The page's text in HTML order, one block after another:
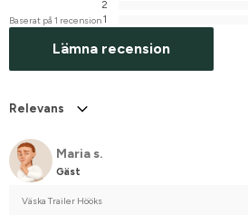
Baserat på 1 recension
2
1
Lämna recension
Relevans
Maria s.
Gäst
Väska Trailer Hööks